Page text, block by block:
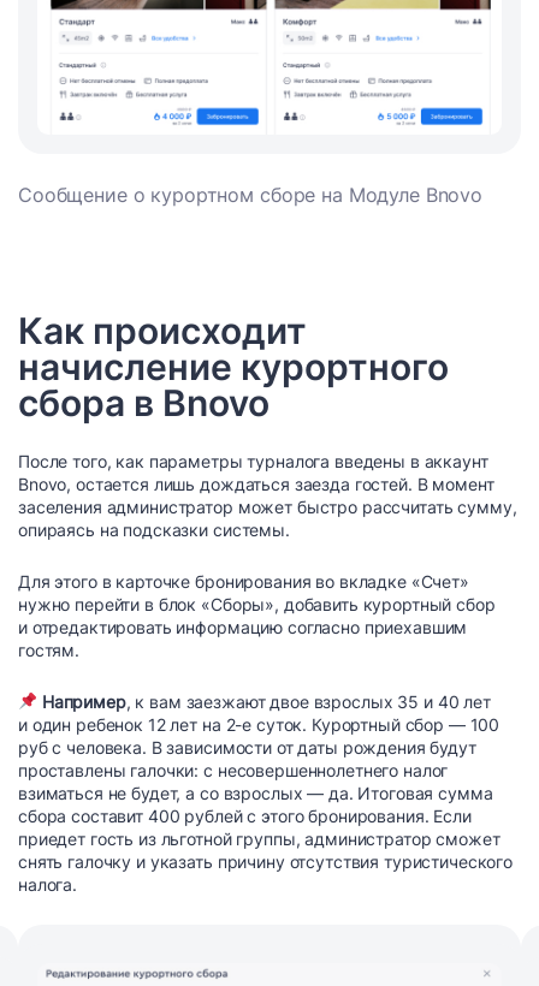
Сообщение о курортном сборе на Модуле Bnovo
Как происходит
начисление курортного
сбора в Bnovo
После того, как параметры турналога введены в аккаунт
Bnovo, остается лишь дождаться заезда гостей. В момент
заселения администратор может быстро рассчитать сумму,
опираясь на подсказки системы.
Для этого в карточке бронирования во вкладке «Счет»
нужно перейти в блок «Сборы», добавить курортный сбор
и отредактировать информацию согласно приехавшим
гостям.
Например, к вам заезжают двое взрослых 35 и 40 лет
и один ребенок 12 лет на 2-е суток. Курортный сбор — 100
руб с человека. В зависимости от даты рождения будут
проставлены галочки: с несовершеннолетнего налог
взиматься не будет, а со взрослых — да. Итоговая сумма
сбора составит 400 рублей с этого бронирования. Если
приедет гость из льготной группы, администратор сможет
снять галочку и указать причину отсутствия туристического
налога.